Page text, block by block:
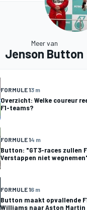
Meer van
Jenson Button
FORMULE 13 m
Overzicht: Welke coureur
F1-teams?
FORMULE 14 m
Button: "GT3-races zullen
Verstappen niet
FORMULE 16 m
Button maakt opvallende
Williams naar Aston Martin